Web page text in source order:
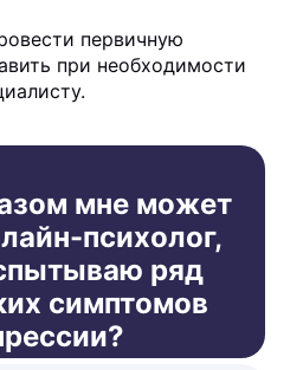
первичную
при необходимости
мне может
психолог,
ряд
симптомов